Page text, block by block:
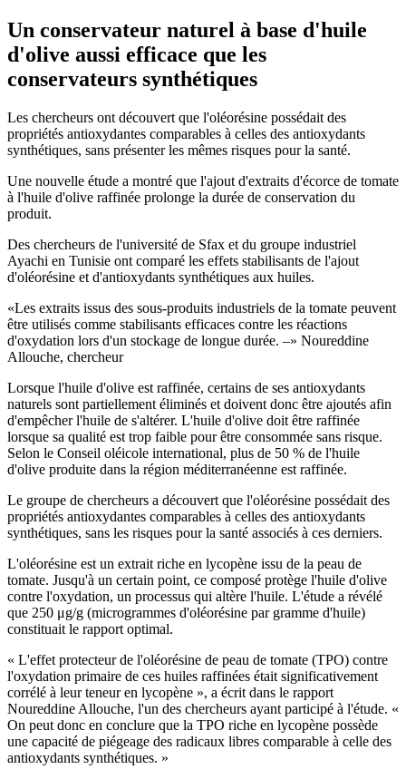
Un conservateur naturel à base d'huile
d'olive aussi efficace que les
conservateurs synthétiques
Les chercheurs ont découvert que l'oléorésine possédait des
propriétés antioxydantes comparables à celles des antioxydants
synthétiques, sans présenter les mêmes risques pour la santé.
Une nouvelle étude a montré que l'ajout d'extraits d'écorce de tomate
à l'huile d'olive raffinée prolonge la durée de conservation du
produit.
Des chercheurs de l'université de Sfax et du groupe industriel
Ayachi en Tunisie ont comparé les effets stabilisants de l'ajout
d'oléorésine et d'antioxydants synthétiques aux huiles.
Les extraits issus des sous-produits industriels de la tomate peuvent
être utilisés comme stabilisants efficaces contre les réactions
d'oxydation lors d'un stockage de longue durée. –
Noureddine
Allouche, chercheur
Lorsque l'huile d'olive est raffinée, certains de ses antioxydants
naturels sont partiellement éliminés et doivent donc être ajoutés afin
d'empêcher l'huile de s'altérer. L'huile d'olive doit être raffinée
lorsque sa qualité est trop faible pour être consommée sans risque.
Selon le Conseil oléicole international, plus de 50 % de l'huile
d'olive produite dans la région méditerranéenne est raffinée.
Le groupe de chercheurs a découvert que l'oléorésine possédait des
propriétés antioxydantes comparables à celles des antioxydants
synthétiques, sans les risques pour la santé associés à ces derniers.
L'oléorésine est un extrait riche en lycopène issu de la peau de
tomate. Jusqu'à un certain point, ce composé protège l'huile d'olive
contre l'oxydation, un processus qui altère l'huile. L'étude a révélé
que 250 μg/g (microgrammes d'oléorésine par gramme d'huile)
constituait le rapport optimal.
« L'effet protecteur de l'oléorésine de peau de tomate (TPO) contre
l'oxydation primaire de ces huiles raffinées était significativement
corrélé à leur teneur en lycopène », a écrit dans le rapport
Noureddine Allouche, l'un des chercheurs ayant participé à l'étude. «
On peut donc en conclure que la TPO riche en lycopène possède
une capacité de piégeage des radicaux libres comparable à celle des
antioxydants synthétiques. »